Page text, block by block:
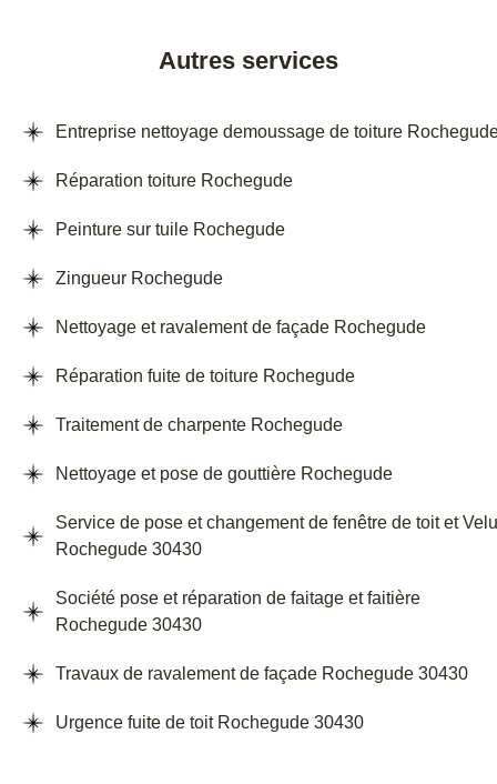
Autres services
Entreprise nettoyage demoussage de toiture
Réparation toiture Rochegude
Peinture sur tuile Rochegude
Zingueur Rochegude
Nettoyage et ravalement de façade Rochegude
Réparation fuite de toiture Rochegude
Traitement de charpente Rochegude
Nettoyage et pose de gouttière Rochegude
Service de pose et changement de fenêtre de toit et
Rochegude 30430
Société pose et réparation de faitage et faitière
Rochegude 30430
Travaux de ravalement de façade Rochegude 30430
Urgence fuite de toit Rochegude 30430